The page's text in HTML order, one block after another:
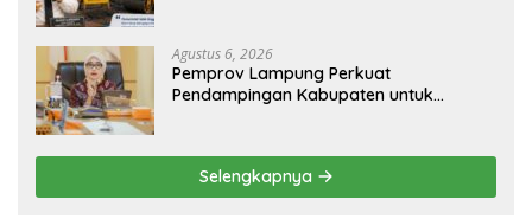
Agustus 6, 2026
Pemprov Lampung Perkuat
Pendampingan Kabupaten untuk
Selengkapnya